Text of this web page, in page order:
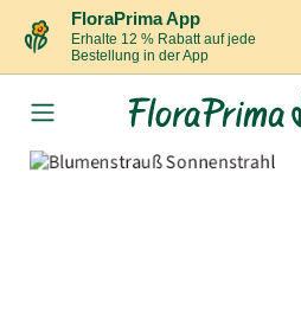
FloraPrima App
Erhalte 12 % Rabatt auf jede
Bestellung in der App